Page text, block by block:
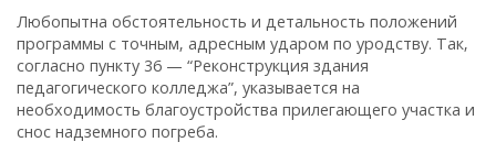
Любопытна обстоятельность и детальность положений
программы с точным‚ адресным ударом по уродству. Так‚
согласно пункту 36 — “Реконструкция здания
педагогического колледжа”, указывается на
необходимость благоустройства прилегающего участка и
снос надземного погреба.